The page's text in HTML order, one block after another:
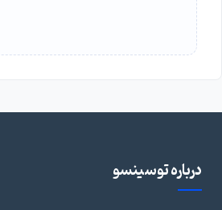
درباره توسینسو